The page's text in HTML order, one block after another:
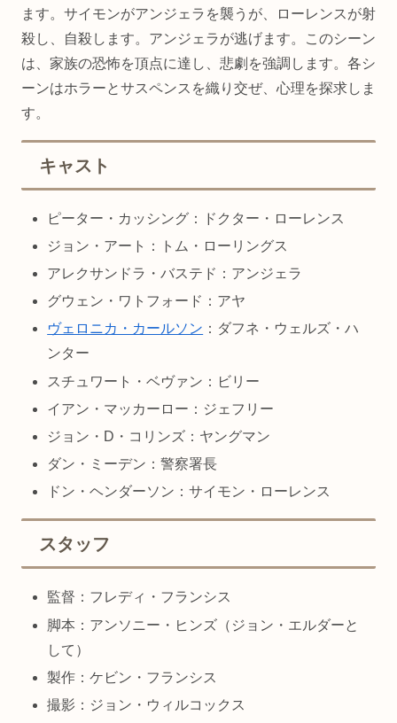
ます。サイモンがアンジェラを襲うが、ローレンスが射
殺し、自殺します。アンジェラが逃げます。このシーン
は、家族の恐怖を頂点に達し、悲劇を強調します。各シ
ーンはホラーとサスペンスを織り交ぜ、心理を探求しま
す。
キャスト
ピーター・カッシング：ドクター・ローレンス
ジョン・アート：トム・ローリングス
アレクサンドラ・バステド：アンジェラ
グウェン・ワトフォード：アヤ
ヴェロニカ・カールソン ：ダフネ・ウェルズ・ハ
ンター
スチュワート・ベヴァン：ビリー
イアン・マッカーロー：ジェフリー
ジョン・D・コリンズ：ヤングマン
ダン・ミーデン：警察署長
ドン・ヘンダーソン：サイモン・ローレンス
スタッフ
監督：フレディ・フランシス
脚本：アンソニー・ヒンズ（ジョン・エルダーと
して）
製作：ケビン・フランシス
撮影：ジョン・ウィルコックス